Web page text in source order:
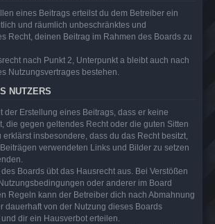
eines Beitrags erteilst du dem Betreiber ein
und räumlich unbeschränktes und
Recht, deinen Beitrag im Rahmen des Boards zu
nach Punkt 2, Unterpunkt a bleibt auch nach
Nutzungsvertrages bestehen.
NUTZERS
der Erstellung eines Beitrags, dass er keine
die gegen geltendes Recht oder die guten Sitten
erklärst insbesondere, dass du das Recht besitzt,
verwendeten Links und Bilder zu setzen
Boards übt das Hausrecht aus. Bei Verstößen
oder anderer im Board
Regeln kann der Betreiber dich nach Abmahnung
dauerhaft von der Nutzung dieses Boards
dir ein Hausverbot erteilen.